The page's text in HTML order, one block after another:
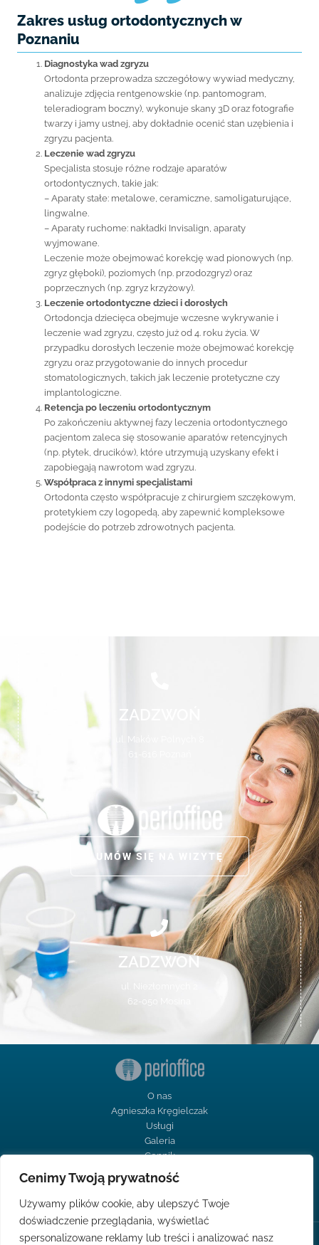
Cenimy Twoją prywatność
Używamy plików cookie, aby ulepszyć Twoje
doświadczenie przeglądania, wyświetlać
spersonalizowane reklamy lub treści i analizować nasz
Zakres usług ortodontycznych w
Poznaniu
Diagnostyka wad zgryzu
Ortodonta przeprowadza szczegółowy wywiad medyczny,
analizuje zdjęcia rentgenowskie (np. pantomogram,
teleradiogram boczny), wykonuje skany 3D oraz fotografie
twarzy i jamy ustnej, aby dokładnie ocenić stan uzębienia i
zgryzu pacjenta.
Leczenie wad zgryzu
Specjalista stosuje różne rodzaje aparatów
ortodontycznych, takie jak:
– Aparaty stałe: metalowe, ceramiczne, samoligaturujące,
lingwalne.
– Aparaty ruchome: nakładki Invisalign, aparaty
wyjmowane.
Leczenie może obejmować korekcję wad pionowych (np.
zgryz głęboki), poziomych (np. przodozgryz) oraz
poprzecznych (np. zgryz krzyżowy).
Leczenie ortodontyczne dzieci i dorosłych
Ortodoncja dziecięca obejmuje wczesne wykrywanie i
leczenie wad zgryzu, często już od 4. roku życia. W
przypadku dorosłych leczenie może obejmować korekcję
zgryzu oraz przygotowanie do innych procedur
stomatologicznych, takich jak leczenie protetyczne czy
implantologiczne.
Retencja po leczeniu ortodontycznym
Po zakończeniu aktywnej fazy leczenia ortodontycznego
pacjentom zaleca się stosowanie aparatów retencyjnych
(np. płytek, drucików), które utrzymują uzyskany efekt i
zapobiegają nawrotom wad zgryzu.
Współpraca z innymi specjalistami
Ortodonta często współpracuje z chirurgiem szczękowym,
protetykiem czy logopedą, aby zapewnić kompleksowe
podejście do potrzeb zdrowotnych pacjenta.
ZADZWOŃ
UMÓW SIĘ NA WIZYTĘ
ZADZWOŃ
62-050 Mosina
O nas
Agnieszka Kręgielczak
Usługi
Galeria
Cennik
Kontakt
Polityka prywatności Perioffice